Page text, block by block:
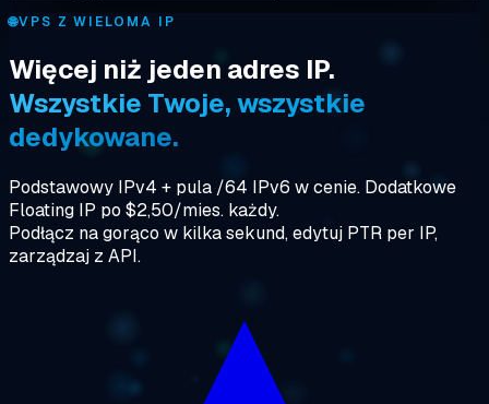
🌐VPS Z WIELOMA IP
Więcej niż jeden adres IP.
Wszystkie Twoje, wszystkie
dedykowane.
Podstawowy IPv4 + pula /64 IPv6 w cenie. Dodatkowe
Floating IP po $2,50/mies. każdy.
Podłącz na gorąco w kilka sekund, edytuj PTR per IP,
zarządzaj z API.